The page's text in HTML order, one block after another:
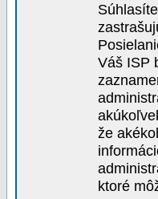
Váš ISP
že
ktoré